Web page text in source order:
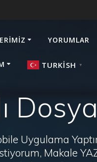
YORUMLAR
TURKISH ▼
Uygulama
Makale